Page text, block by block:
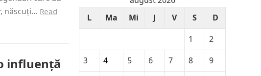
născuți… Read
influență
L
Ma Mi J V S
D
1
2
3
4 5 6 7 8
9